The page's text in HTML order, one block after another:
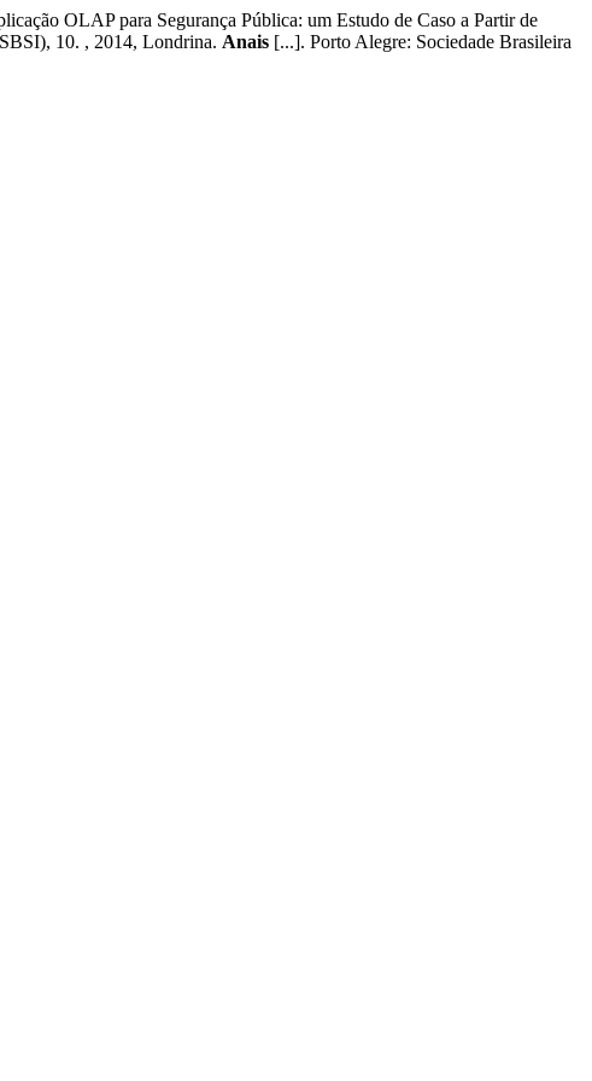
OLAP para Segurança Pública: um Estudo de Caso a Partir de
10. , 2014, Londrina. Anais [...]. Porto Alegre: Sociedade Brasileira